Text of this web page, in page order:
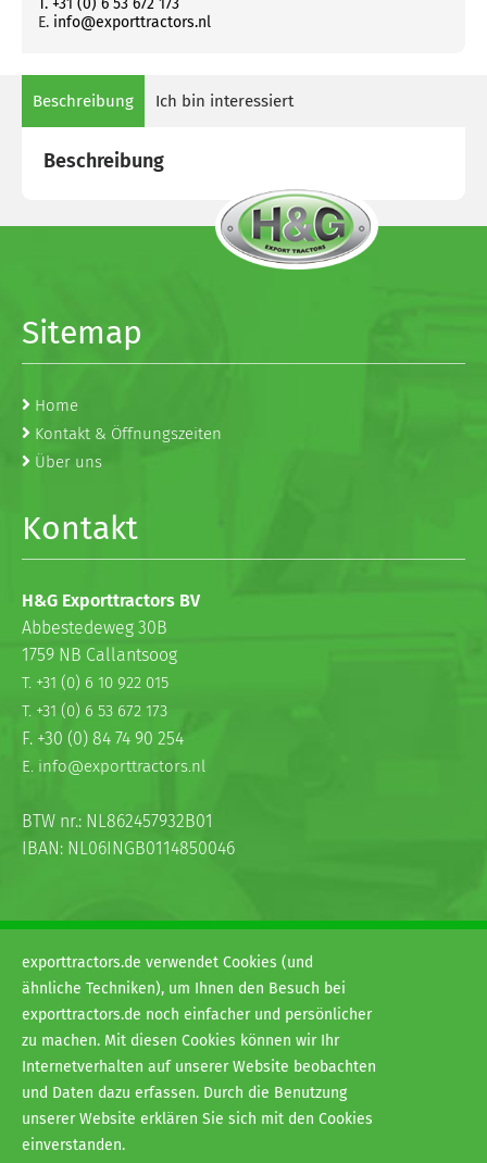
T. +31 (0) 6 53 672 173
E. info@exporttractors.nl
Beschreibung Ich bin interessiert
Beschreibung
Sitemap
Home
Kontakt & Öffnungszeiten
Über uns
Kontakt
H&G Exporttractors BV
Abbestedeweg 30B
1759 NB Callantsoog
T. +31 (0) 6 10 922 015
T. +31 (0) 6 53 672 173
F. +30 (0) 84 74 90 254
E. info@exporttractors.nl
BTW nr.: NL862457932B01
IBAN: NL06INGB0114850046
© 2026
H&G exporttractors
Allgemeine Geschäftsbedingungen
Privacy
exporttractors.de verwendet Cookies (und
ähnliche Techniken), um Ihnen den Besuch bei
exporttractors.de noch einfacher und persönlicher
zu machen. Mit diesen Cookies können wir Ihr
Internetverhalten auf unserer Website beobachten
und Daten dazu erfassen. Durch die Benutzung
unserer Website erklären Sie sich mit den Cookies
einverstanden.